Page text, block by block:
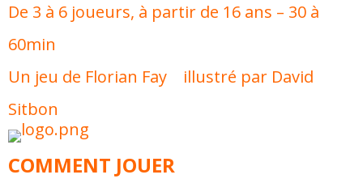
De 3 à 6 joueurs, à partir de 16 ans – 30 à
60min
Un jeu de Florian Fay illustré par David
Sitbon
COMMENT JOUER